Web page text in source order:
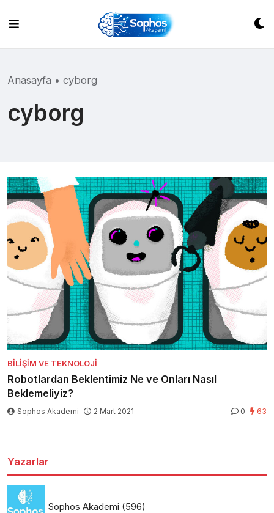
content
Anasayfa • cyborg
cyborg
BILIŞIM VE TEKNOLOJI
Robotlardan Beklentimiz Ne ve Onları Nasıl
Beklemeliyiz?
Sophos Akademi 2 Mart 2021 0 63
Yazarlar
Sophos Akademi (596)